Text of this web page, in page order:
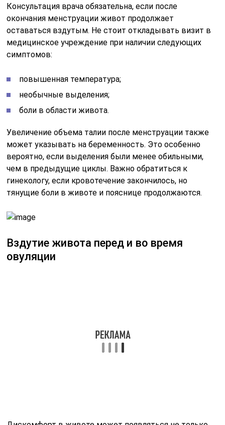
Консультация врача обязательна, если после
окончания менструации живот продолжает
оставаться вздутым. Не стоит откладывать визит в
медицинское учреждение при наличии следующих
симптомов:
повышенная температура;
необычные выделения;
боли в области живота.
Увеличение объема талии после менструации также
может указывать на беременность. Это особенно
вероятно, если выделения были менее обильными,
чем в предыдущие циклы. Важно обратиться к
гинекологу, если кровотечение закончилось, но
тянущие боли в животе и пояснице продолжаются.
Вздутие живота перед и во время
овуляции
каждая из них ощущает симптомы овуляции.
Примечательно, что в этой ситуации получить ответ